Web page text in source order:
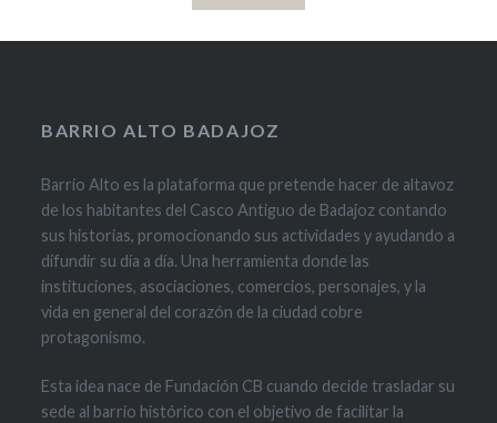
BARRIO ALTO BADAJOZ
Barrio Alto es la plataforma que pretende hacer de altavoz
de los habitantes del Casco Antiguo de Badajoz contando
sus historias, promocionando sus actividades y ayudando a
difundir su día a día. Una herramienta donde las
instituciones, asociaciones, comercios, personajes, y la
vida en general del corazón de la ciudad cobre
protagonismo.
Esta idea nace de Fundación CB cuando decide trasladar su
sede al barrio histórico con el objetivo de facilitar la